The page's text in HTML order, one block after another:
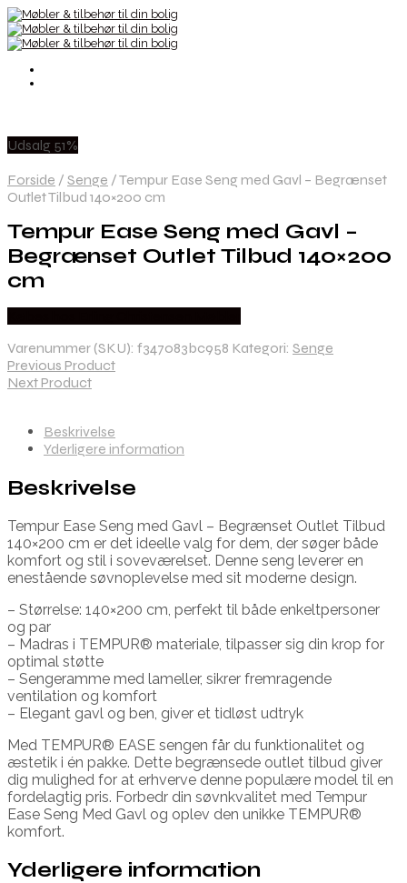
Udsalg 51%
Forside / Senge /Tempur Ease Seng med Gavl – Begrænset
Outlet Tilbud 140×200 cm
Tempur Ease Seng med Gavl –
Begrænset Outlet Tilbud 140×200
cm
Varenummer (SKU): f347083bc958 Kategori: Senge
Previous Product
Next Product
Beskrivelse
Yderligere information
Beskrivelse
Tempur Ease Seng med Gavl – Begrænset Outlet Tilbud
140×200 cm er det ideelle valg for dem, der søger både
komfort og stil i soveværelset. Denne seng leverer en
enestående søvnoplevelse med sit moderne design.
– Størrelse: 140×200 cm, perfekt til både enkeltpersoner
og par
– Madras i TEMPUR® materiale, tilpasser sig din krop for
optimal støtte
– Sengeramme med lameller, sikrer fremragende
ventilation og komfort
– Elegant gavl og ben, giver et tidløst udtryk
Med TEMPUR® EASE sengen får du funktionalitet og
æstetik i én pakke. Dette begrænsede outlet tilbud giver
dig mulighed for at erhverve denne populære model til en
fordelagtig pris. Forbedr din søvnkvalitet med Tempur
Ease Seng Med Gavl og oplev den unikke TEMPUR®
komfort.
Yderligere information